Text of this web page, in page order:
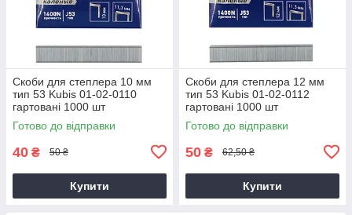
Скоби для степлера 10 мм
тип 53 Kubis 01-02-0110
гартовані 1000 шт
Готово до відправки
40 ₴ 50 ₴
Купити
Скоби для степлера 12 мм
тип 53 Kubis 01-02-0112
гартовані 1000 шт
Готово до відправки
50 ₴ 62,50 ₴
Купити